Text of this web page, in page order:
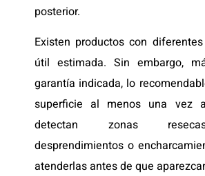
posterior.
Existen productos con
útil estimada. Sin embargo,
garantía indicada, lo
superficie al menos una vez
detectan zonas
desprendimientos o
atenderlas antes de que